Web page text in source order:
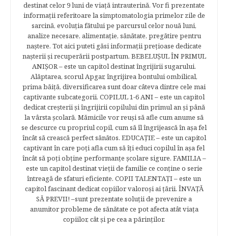
destinat celor 9 luni de viaţă intrauterină. Vor fi prezentate
informaţii referitoare la simptomatologia primelor zile de
sarcină, evoluţia fătului pe parcursul celor nouă luni,
analize necesare, alimentaţie, sănătate, pregătire pentru
naştere. Tot aici puteti găsi informaţii preţioase dedicate
naşterii şi recuperării postpartum. BEBELUŞUL ÎN PRIMUL
ANIŞOR – este un capitol destinat îngrijirii sugarului.
Alăptarea, scorul Apgar, îngrijirea bontului ombilical,
prima băiţă, diversificarea sunt doar câteva dintre cele mai
captivante subcategorii. COPILUL 1-6 ANI – este un capitol
dedicat creşterii şi îngrijirii copilului din primul an şi până
la vârsta şcolară. Mămicile vor reuşi să afle cum anume să
se descurce cu propriul copil, cum să îl îngrijească în aşa fel
încât să crească perfect sănătos. EDUCAŢIE – este un capitol
captivant în care poţi afla cum să îţi educi copilul în aşa fel
încât să poţi obţine performanţe şcolare sigure. FAMILIA –
este un capitol destinat vieţii de familie ce conţine o serie
întreagă de sfaturi eficiente. COPII TALENTAŢI – este un
capitol fascinant dedicat copiilor valoroși ai țării. ÎNVAŢĂ
SĂ PREVII! –sunt prezentate soluţii de prevenire a
anumitor probleme de sănătate ce pot afecta atât viaţa
copiilor, cât şi pe cea a părinţilor.